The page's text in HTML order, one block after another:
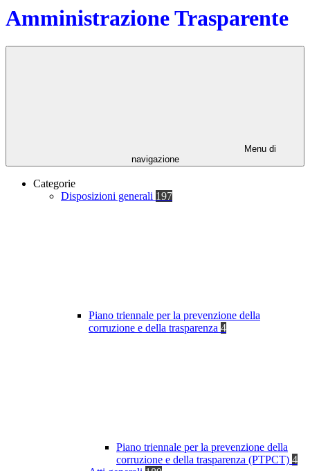
Amministrazione Trasparente
Menu di
navigazione
Categorie
Disposizioni generali 197
Piano triennale per la prevenzione della
corruzione e della trasparenza 4
Piano triennale per la prevenzione della
corruzione e della trasparenza (PTPCT) 4